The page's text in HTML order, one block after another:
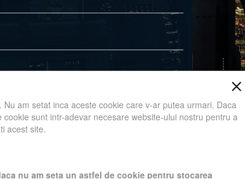
Adauga in cos
am setat inca aceste cookie care v-ar putea urmari. Daca
sunt intr-adevar necesare website-ului nostru pentru a
acest site.
nu am seta un astfel de cookie pentru stocarea